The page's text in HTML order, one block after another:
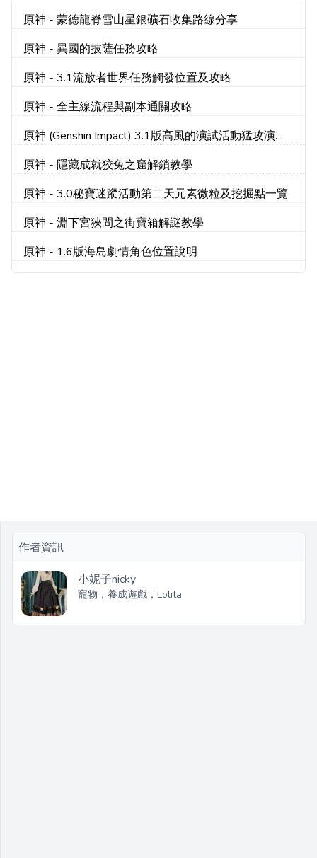
原神 - 蒙德龍脊雪山星銀礦石收集路線分享
原神 - 異國的披薩任務攻略
原神 - 3.1流放者世界任務觸發位置及攻略
原神 - 全主線流程與副本通關攻略
原神 (Genshin Impact) 3.1版高風的演試活動猛攻演試
原神 - 隱藏成就狡兔之窟解鎖教學
原神 - 3.0秘寶迷蹤活動第二天元素微粒及挖掘點一覽
原神 - 淵下宮狹間之街寶箱解謎教學
原神 - 1.6版海島劇情角色位置說明
作者資訊
小妮子nicky
寵物，養成遊戲，Lolita